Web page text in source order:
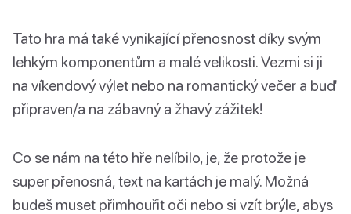
Tato hra má také vynikající přenosnost díky svým
lehkým komponentům a malé velikosti. Vezmi si ji
na víkendový výlet nebo na romantický večer a buď
připraven/a na zábavný a žhavý zážitek!
Co se nám na této hře nelíbilo, je, že protože je
super přenosná, text na kartách je malý. Možná
budeš muset přimhouřit oči nebo si vzít brýle, abys